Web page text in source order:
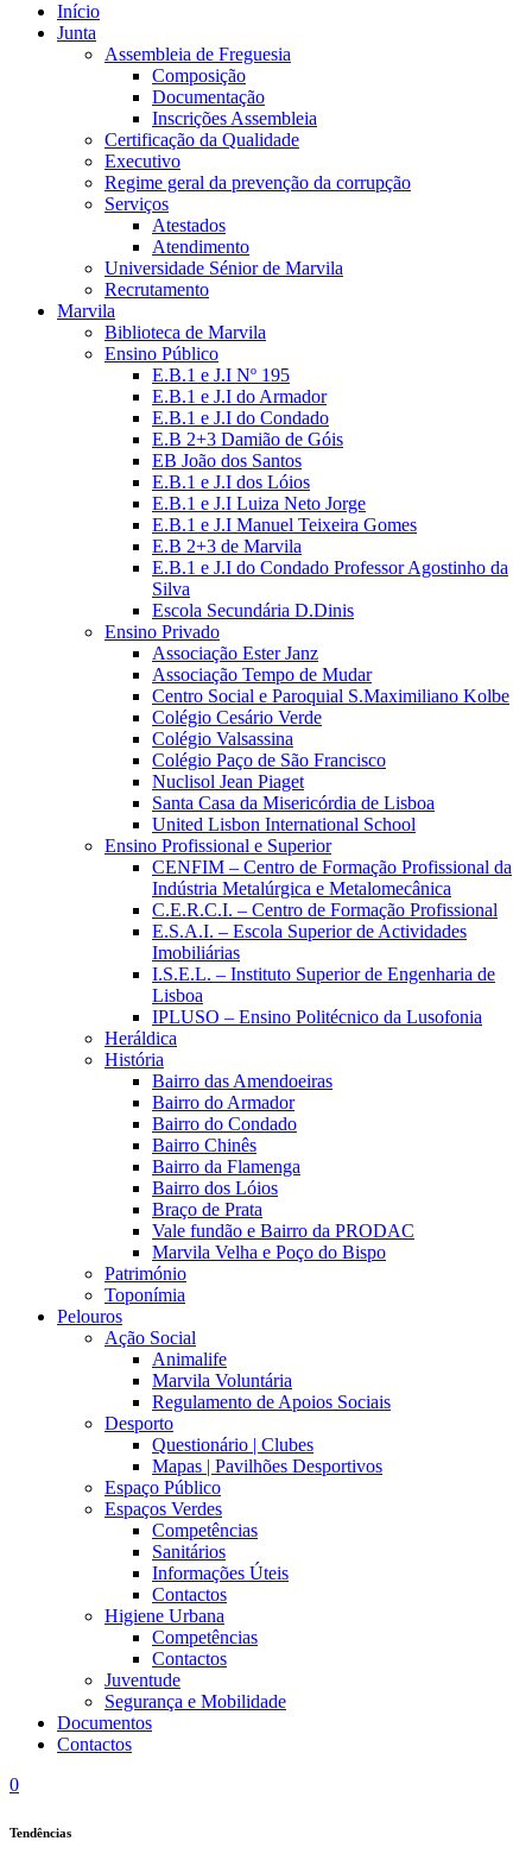
Início
Junta
Assembleia de Freguesia
Composição
Documentação
Inscrições Assembleia
Certificação da Qualidade
Executivo
Regime geral da prevenção da corrupção
Serviços
Atestados
Atendimento
Universidade Sénior de Marvila
Recrutamento
Marvila
Biblioteca de Marvila
Ensino Público
E.B.1 e J.I Nº 195
E.B.1 e J.I do Armador
E.B.1 e J.I do Condado
E.B 2+3 Damião de Góis
EB João dos Santos
E.B.1 e J.I dos Lóios
E.B.1 e J.I Luiza Neto Jorge
E.B.1 e J.I Manuel Teixeira Gomes
E.B 2+3 de Marvila
E.B.1 e J.I do Condado Professor Agostinho da
Silva
Escola Secundária D.Dinis
Ensino Privado
Associação Ester Janz
Associação Tempo de Mudar
Centro Social e Paroquial S.Maximiliano Kolbe
Colégio Cesário Verde
Colégio Valsassina
Colégio Paço de São Francisco
Nuclisol Jean Piaget
Santa Casa da Misericórdia de Lisboa
United Lisbon International School
Ensino Profissional e Superior
CENFIM – Centro de Formação Profissional da
Indústria Metalúrgica e Metalomecânica
C.E.R.C.I. – Centro de Formação Profissional
E.S.A.I. – Escola Superior de Actividades
Imobiliárias
I.S.E.L. – Instituto Superior de Engenharia de
Lisboa
IPLUSO – Ensino Politécnico da Lusofonia
Heráldica
História
Bairro das Amendoeiras
Bairro do Armador
Bairro do Condado
Bairro Chinês
Bairro da Flamenga
Bairro dos Lóios
Braço de Prata
Vale fundão e Bairro da PRODAC
Marvila Velha e Poço do Bispo
Património
Toponímia
Pelouros
Ação Social
Animalife
Marvila Voluntária
Regulamento de Apoios Sociais
Desporto
Questionário | Clubes
Mapas | Pavilhões Desportivos
Espaço Público
Espaços Verdes
Competências
Sanitários
Informações Úteis
Contactos
Higiene Urbana
Competências
Contactos
Juventude
Segurança e Mobilidade
Documentos
Contactos
0
Tendências